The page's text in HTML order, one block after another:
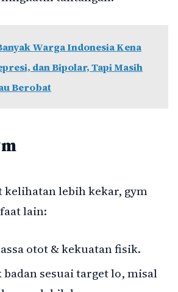
Warga Indonesia Kena
dan Bipolar, Tapi Masih
Berobat
kelihatan lebih kekar, gym
lain:
otot & kekuatan fisik.
sesuai target lo, misal